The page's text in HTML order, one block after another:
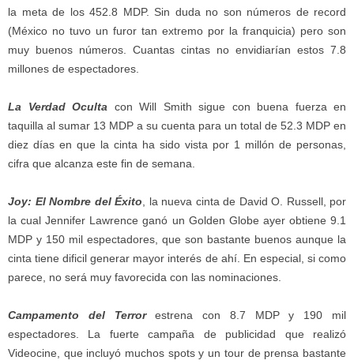
la meta de los 452.8 MDP. Sin duda no son números de record
(México no tuvo un furor tan extremo por la franquicia) pero son
muy buenos números. Cuantas cintas no envidiarían estos 7.8
millones de espectadores.
La Verdad Oculta con Will Smith sigue con buena fuerza en
taquilla al sumar 13 MDP a su cuenta para un total de 52.3 MDP en
diez días en que la cinta ha sido vista por 1 millón de personas,
cifra que alcanza este fin de semana.
Joy: El Nombre del Éxito , la nueva cinta de David O. Russell, por
la cual Jennifer Lawrence ganó un Golden Globe ayer obtiene 9.1
MDP y 150 mil espectadores, que son bastante buenos aunque la
cinta tiene dificil generar mayor interés de ahí. En especial, si como
parece, no será muy favorecida con las nominaciones.
Campamento del Terrorestrena con 8.7 MDP y 190 mil
espectadores. La fuerte campaña de publicidad que realizó
Videocine, que incluyó muchos spots y un tour de prensa bastante